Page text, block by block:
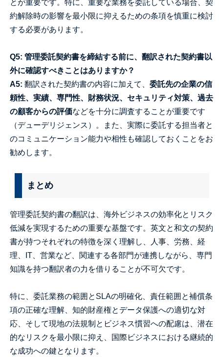
とが重要です。特に、重要な業務を委託している場合、契
約解除時の影響を最小限に抑えるための条項を慎重に検討
する必要があります。
Q5: 管理委託契約書を締結する前に、翻訳された契約書以
外に確認すべきことはありますか？
A5: 翻訳された契約書の内容に加えて、 委託先の企業の信
頼性、実績、専門性、財務状況、セキュリティ対策、過去
の顧客からの評価などを十分に調査することが重要です
（デューデリジェンス）。また、実際に委託する担当者と
のコミュニケーション能力や相性も確認しておくことをお
勧めします。
まとめ
管理委託契約書の翻訳は、海外ビジネスの効率化とリスク
低減を実現するための重要な基盤です。英文と和文の契約
書が持つそれぞれの特徴を深く理解し、人事、労務、経
理、IT、営業など、関連する各部門が連携しながら、専門
知識を持つ翻訳者の力を借りることが不可欠です。
特に、委託業務の範囲とSLAの明確化、責任範囲と補償条
項の正確な理解、知的財産権とデータ保護への適切な対
応、そして現地の法規制とビジネス慣習への配慮は、潜在
的なリスクを最小限に抑え、国際ビジネスにおける継続的
な成功への鍵となります。